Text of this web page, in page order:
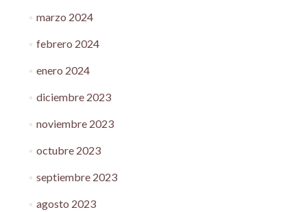
marzo 2024
febrero 2024
enero 2024
diciembre 2023
noviembre 2023
octubre 2023
septiembre 2023
agosto 2023